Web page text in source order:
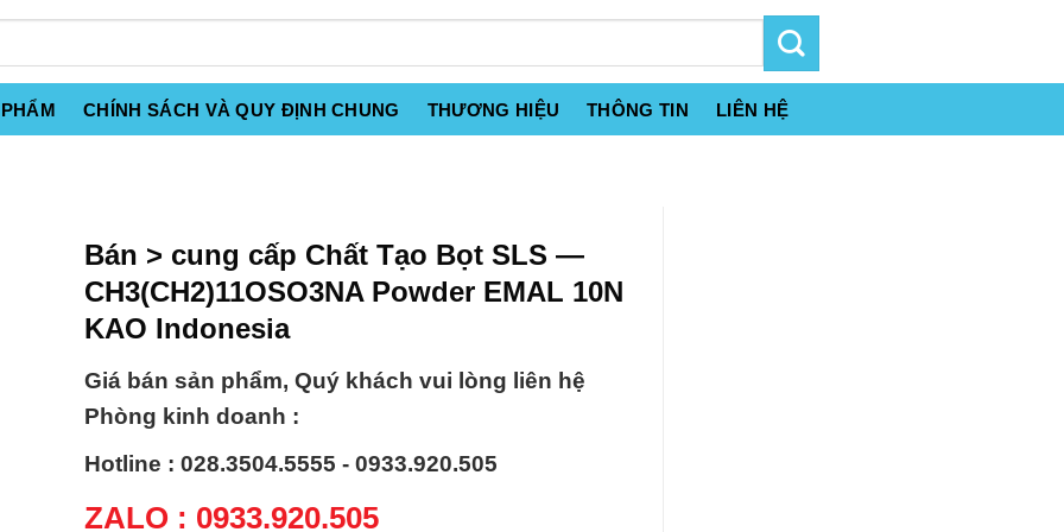
CHÍNH SÁCH VÀ QUY ĐỊNH CHUNG THƯƠNG HIỆU THÔNG TIN LIÊN HỆ
Bán > cung cấp Chất Tạo Bọt SLS —
CH3(CH2)11OSO3NA Powder EMAL 10N
KAO Indonesia
Giá bán sản phẩm, Quý khách vui lòng liên hệ
Phòng kinh doanh :
Hotline : 028.3504.5555 - 0933.920.505
ZALO : 0933.920.505